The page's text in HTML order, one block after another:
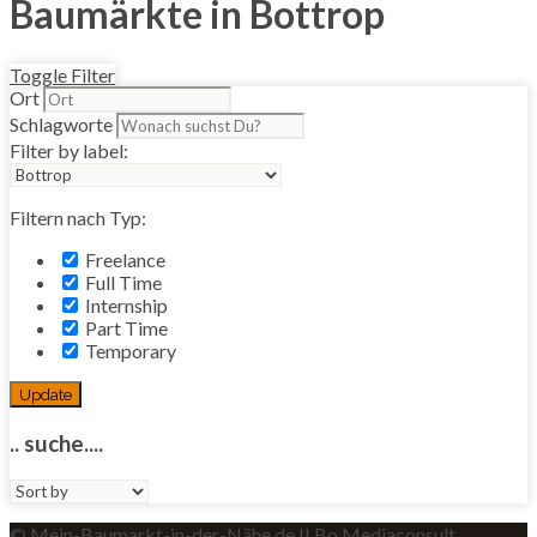
Baumärkte in Bottrop
Toggle Filter
Ort
Schlagworte
Filter by label:
Filtern nach Typ:
Freelance
Full Time
Internship
Part Time
Temporary
Update
.. suche....
Sort